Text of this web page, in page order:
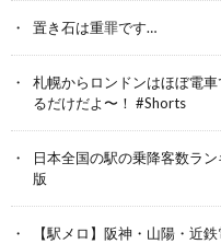
置き石は重罪です…
札幌からロンドンはほぼ電
るだけだよ〜！ #Shorts
日本全国の駅の乗降客数ラ
版
【駅メロ】阪神・山陽・近